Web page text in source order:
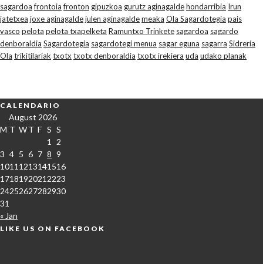
sagardoa frontoia fronton gipuzkoa gurutz aginagaldehondarribia Irun
jatetxea joxe aginagaldejulen aginagaldemeaka Ola Sagardotegia pais
vasco pelota pelota txapelketa Ramuntxo Trinkete sagardoa sagardo
denboraldia Sagardotegia sagardotegi menua sagar eguna sagarra Sidrería
Ola trikitilariaktxotx txotx denboraldia txotx irekiera uda udako planak
CALENDARIO
August 2026
M T WT F S S
« Jan
1 2
3 4 5 6 7 8 9
10111213141516
17181920212223
24252627282930
31
LIKE US ON FACEBOOK